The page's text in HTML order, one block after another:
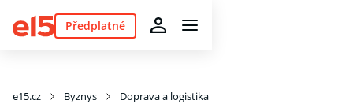
Předplatné
e15.cz Byznys Doprava a logistika